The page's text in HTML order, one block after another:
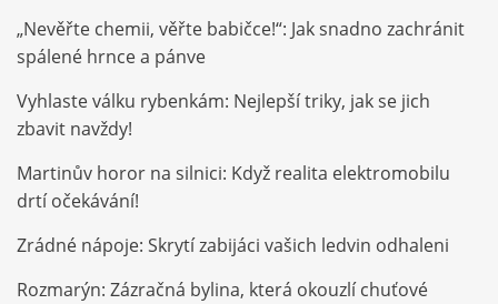
„Nevěřte chemii, věřte babičce!“: Jak snadno zachránit
spálené hrnce a pánve
Vyhlaste válku rybenkám: Nejlepší triky, jak se jich
zbavit navždy!
Martinův horor na silnici: Když realita elektromobilu
drtí očekávání!
Zrádné nápoje: Skrytí zabijáci vašich ledvin odhaleni
Rozmarýn: Zázračná bylina, která okouzlí chuťové